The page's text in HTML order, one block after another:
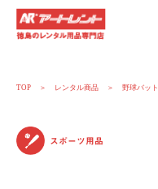
TOP レンタル商品 野球バット
スポーツ用品